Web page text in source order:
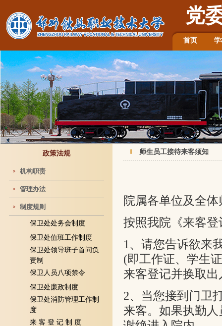
党
首页
政策法规
机构职责
管理办法
制度规则
保卫处处务会制度
保卫处值班工作制度
保卫处领导班子首问负
责制
保卫人员八项禁令
保卫处廉政制度
保卫处消防管理工作制
度
来 客 登 记 制 度
师生员工接待来客须知
院属各单位及全
按照我院《来客
1 、请您告诉欲来
(即工作证、学生
来客登记并换取
2、当您接到门卫
来客。如果执勤